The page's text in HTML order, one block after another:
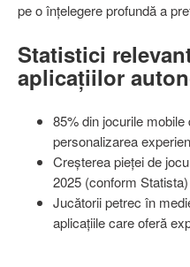
pe o înțelegere profundă a
Statistici
aplicațiilor
85% din jocurile
personalizarea
Creșterea pieței de
2025 (conform Statista)
Jucătorii petrec în
aplicațiile care oferă